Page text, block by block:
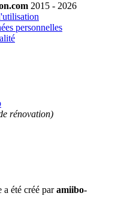
2015 - 2026
personnelles
rénovation)
a été créé paramiibo-